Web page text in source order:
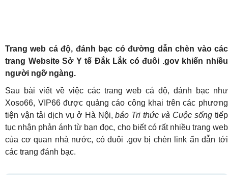
Trang web cá độ, đánh bạc có đường dẫn chèn vào các
trang Website Sở Y tế Đắk Lắk có đuôi .gov khiến nhiều
người ngỡ ngàng.
Sau bài viết về việc các trang web cá độ, đánh bạc như
Xoso66, VIP66 được quảng cáo công khai trên các phương
tiện vận tải dịch vụ ở Hà Nội,báo Tri thức và Cuộc sống tiếp
tục nhận phản ánh từ bạn đọc, cho biết có rất nhiều trang web
của cơ quan nhà nước, có đuôi .gov bị chèn link ẩn dẫn tới
các trang đánh bạc.